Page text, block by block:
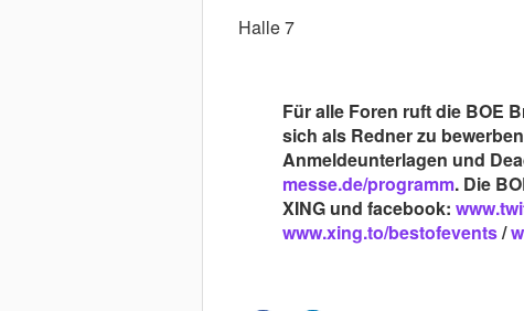
Halle 7
Für alle Foren ruft die BOE
sich als Redner zu
Anmeldeunterlagen und
messe.de/programm. Die
XING und facebook:
www.xing.to/bestofevents/